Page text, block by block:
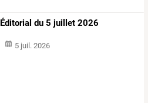
Éditorial du 5 juillet 2026
5 juil. 2026